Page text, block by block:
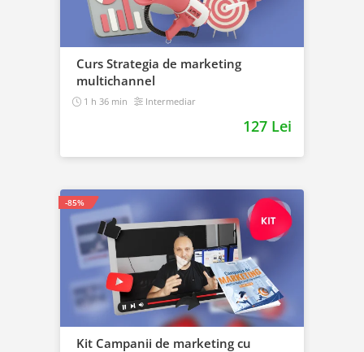
Curs Strategia de marketing
multichannel
1 h 36 min Intermediar
127 Lei
Kit Campanii de marketing cu
-85%